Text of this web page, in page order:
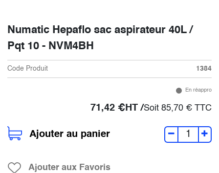
Numatic Hepaflo sac aspirateur 40L /
Pqt 10 - NVM4BH
Code Produit 1384
En réappro
71,42 €HT /Soit 85,70 € TTC
Ajouter au panier
Ajouter aux Favoris